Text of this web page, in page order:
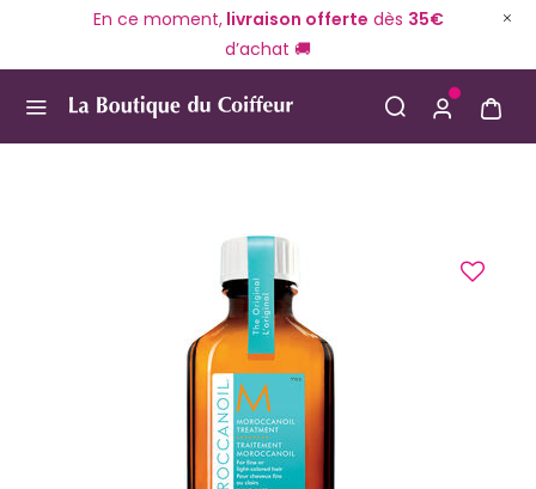
En ce moment,livraison offerte dès 35€
d’achat 🚚